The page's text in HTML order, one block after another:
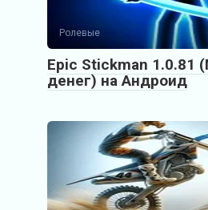
Ролевые
Epic Stickman 1.0.81
денег) на Андроид